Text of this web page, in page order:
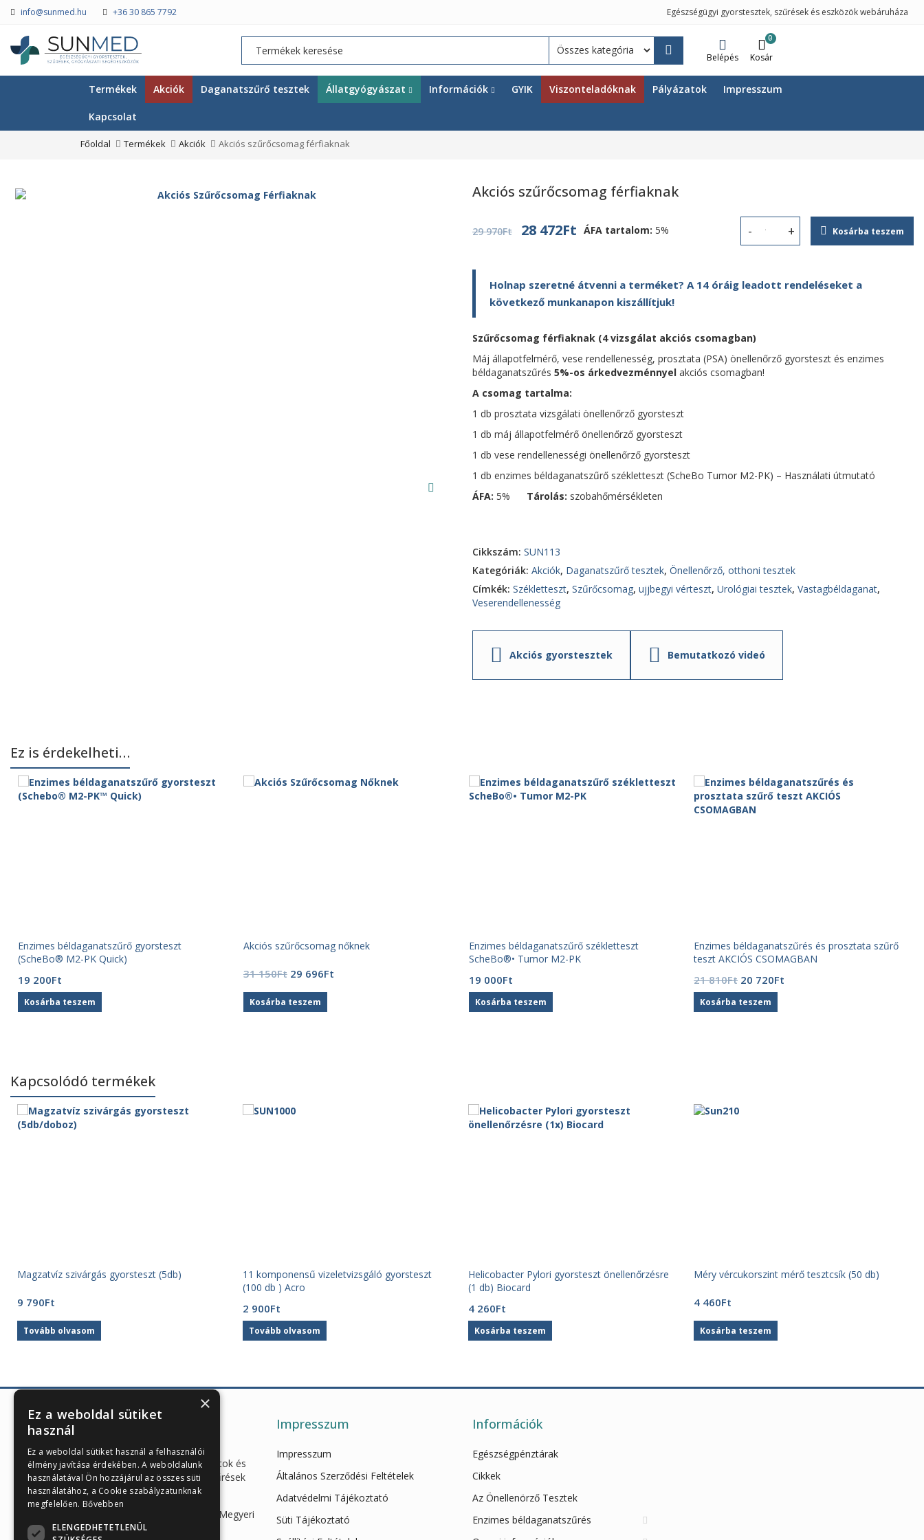
info@sunmed.hu +36 30 865 7792 Egészségügyi gyorstesztek, szűrések és eszközök webáruháza
Belépés
0
Kosár
Termékek Akciók Daganatszűrő tesztek Állatgyógyászat Információk GYIK Viszonteladóknak Pályázatok Impresszum
Kapcsolat
Főoldal Termékek Akciók Akciós szűrőcsomag férfiaknak
Akciós szűrőcsomag férfiaknak
29 970Ft
Original
29
970Ft.
28 472Ft Current
28
472Ft.
ÁFA tartalom: 5% Akciós szűrőcsomag férfiaknak
Kosárba teszem
Holnap szeretné átvenni a terméket? A 14 óráig leadott rendeléseket a
következő munkanapon kiszállítjuk!
Szűrőcsomag férfiaknak (4 vizsgálat akciós csomagban)
Máj állapotfelmérő, vese rendellenesség, prosztata (PSA) önellenőrző gyorsteszt és enzimes
béldaganatszűrés 5%-os árkedvezménnyel akciós csomagban!
A csomag tartalma:
1 db prosztata vizsgálati önellenőrző gyorsteszt
1 db máj állapotfelmérő önellenőrző gyorsteszt
1 db vese rendellenességi önellenőrző gyorsteszt
1 db enzimes béldaganatszűrő székletteszt (ScheBo Tumor M2-PK) – Használati útmutató
ÁFA: 5% Tárolás: szobahőmérsékleten
Cikkszám: SUN113
Kategóriák: Akciók, Daganatszűrő tesztek, Önellenőrző, otthoni tesztek
Címkék: Székletteszt, Szűrőcsomag, ujjbegyi vérteszt, Urológiai tesztek, Vastagbéldaganat,
Veserendellenesség
Akciós gyorstesztek Bemutatkozó videó
Ez is érdekelheti…
Enzimes béldaganatszűrő gyorsteszt
(ScheBo® M2-PK Quick)
19 200Ft
Kosárba teszem
Akciós szűrőcsomag nőknek
31 150Ft Original
was:
31
29 696FtCurrent
Kosárba teszem
Enzimes béldaganatszűrő székletteszt
ScheBo®• Tumor M2-PK
19 000Ft
Kosárba teszem
Enzimes béldaganatszűrés és prosztata szűrő
teszt AKCIÓS CSOMAGBAN
21 810Ft Original
price
was:
20 720Ft
Kosárba teszem
Kapcsolódó termékek
Magzatvíz szivárgás gyorsteszt (5db)
9 790Ft
Tovább olvasom
11 komponensű vizeletvizsgáló gyorsteszt
(100 db ) Acro
2 900Ft
Tovább olvasom
Helicobacter Pylori gyorsteszt önellenőrzésre
(1 db) Biocard
4 260Ft
Kosárba teszem
Méry vércukorszint mérő tesztcsík (50 db)
4 460Ft
Kosárba teszem
Enzimes béldaganatszűrés,
hasnyálmirigy funkciós vizsgálatok és
egészségügyi gyorstesztek, szűrések
és eszközök webáruháza
Iroda és raktár: 7623 Pécs, Megyeri
út 26.
Impresszum
Impresszum
Általános Szerződési Feltételek
Adatvédelmi Tájékoztató
Süti Tájékoztató
Információk
Egészségpénztárak
Cikkek
Az Önellenörző Tesztek
Enzimes béldaganatszűrés
×
Ez a weboldal sütiket
használ
Ez a weboldal sütiket használ a felhasználói
élmény javítása érdekében. A weboldalunk
használatával Ön hozzájárul az összes süti
használatához, a Cookie szabályzatunknak
megfelelően. Bővebben
ELENGEDHETETLENÜL